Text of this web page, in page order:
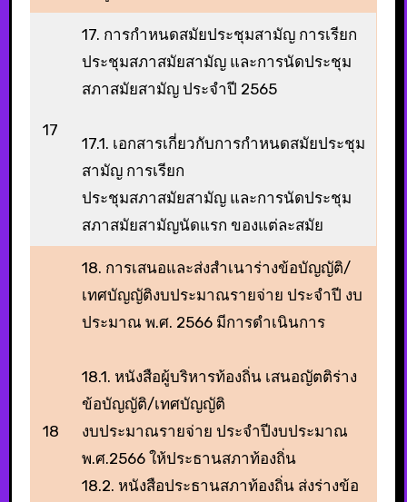
17
17. การกําหนดสมัยประชุมสามัญ การเรียก
ประชุมสภาสมัยสามัญ และการนัดประชุม
สภาสมัยสามัญ ประจําปี 2565
17.1. เอกสารเกี่ยวกับการกําหนดสมัยประชุม
สามัญ การเรียก
ประชุมสภาสมัยสามัญ และการนัดประชุม
สภาสมัยสามัญนัดแรก ของแต่ละสมัย
18
18. การเสนอและส่งสําเนาร่างข้อบัญญัติ/
เทศบัญญัติงบประมาณรายจ่าย ประจําปี งบ
ประมาณ พ.ศ. 2566 มีการดําเนินการ
18.1. หนังสือผู้บริหารท้องถิ่น เสนอญัตติร่าง
ข้อบัญญัติ/เทศบัญญัติ
งบประมาณรายจ่าย ประจำปีงบประมาณ
พ.ศ.2566 ให้ประธานสภาท้องถิ่น
18.2. หนังสือประธานสภาท้องถิ่น ส่งร่างข้อ